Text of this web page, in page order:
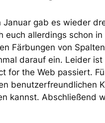
Januar gab es wieder
euch allerdings schon
Färbungen von
darauf ein. Leider
for the Web passiert.
benutzerfreundlichen
kannst. Abschließend